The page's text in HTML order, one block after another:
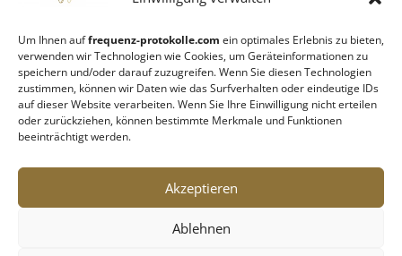
Um Ihnen auffrequenz-protokolle.com ein optimales Erlebnis zu bieten,
verwenden wir Technologien wie Cookies, um Geräteinformationen zu
speichern und/oder darauf zuzugreifen. Wenn Sie diesen Technologien
zustimmen, können wir Daten wie das Surfverhalten oder eindeutige IDs
auf dieser Website verarbeiten. Wenn Sie Ihre Einwilligung nicht erteilen
oder zurückziehen, können bestimmte Merkmale und Funktionen
beeinträchtigt werden.
Akzeptieren
Ablehnen
Dr. Hulda Clark
Robert C. Beck
Georges Lakhovsky
verwandte Pioniere
Datenschutz
Cookie-Richtlinie|AGB's